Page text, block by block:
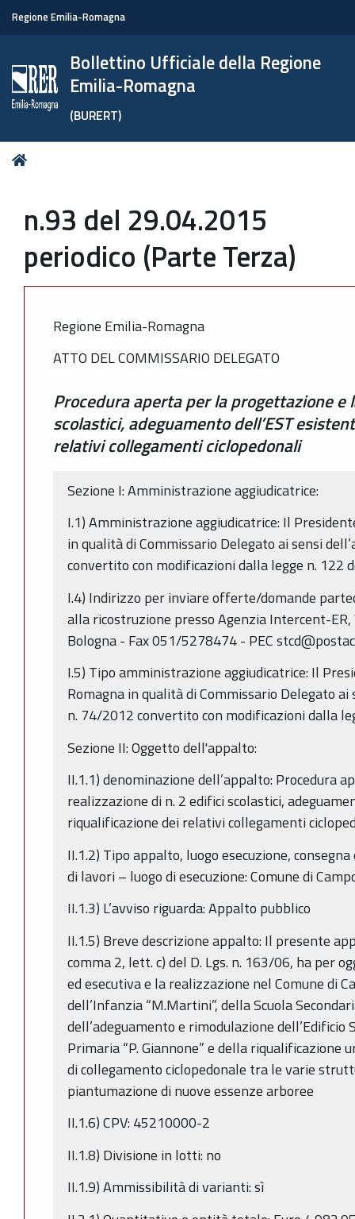
Regione Emilia-Romagna
Bollettino Ufficiale della Regione
Emilia-Romagna
(BURERT)
Tu
n.93 del 29.04.2015
periodico (Parte Terza)
Regione Emilia-Romagna
ATTO DEL COMMISSARIO DELEGATO
Procedura aperta per la progettazione e
scolastici, adeguamento dell’EST
relativi collegamenti ciclopedonali
Sezione I: Amministrazione aggiudicatrice:
I.1) Amministrazione aggiudicatrice: Il
in qualità di Commissario Delegato ai sensi
convertito con modificazioni dalla legge n. 122
I.4) Indirizzo per inviare offerte/domande
alla ricostruzione presso Agenzia Intercent-
Bologna - Fax 051/5278474 - PEC
I.5) Tipo amministrazione aggiudicatrice: Il
Romagna in qualità di Commissario Delegato ai
n. 74/2012 convertito con modificazioni dalla
Sezione II: Oggetto dell'appalto:
II.1.1) denominazione dell’appalto: Procedura
realizzazione di n. 2 edifici scolastici,
riqualificazione dei relativi collegamenti
II.1.2) Tipo appalto, luogo esecuzione,
di lavori – luogo di esecuzione: Comune di
II.1.3) L’avviso riguarda: Appalto pubblico
II.1.5) Breve descrizione appalto: Il presente
comma 2, lett. c) del D. Lgs. n. 163/06, ha per
ed esecutiva e la realizzazione nel Comune di
dell’Infanzia “M.Martini”, della Scuola
dell’adeguamento e rimodulazione dell’Edificio
Primaria “P. Giannone” e della riqualificazione
di collegamento ciclopedonale tra le varie
piantumazione di nuove essenze arboree
II.1.6) CPV: 45210000-2
II.1.8) Divisione in lotti: no
II.1.9) Ammissibilità di varianti: sì